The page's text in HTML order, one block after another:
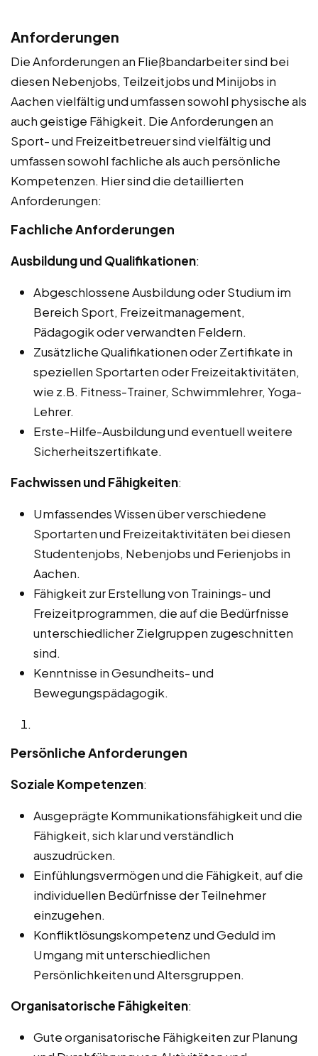
Anforderungen
Die Anforderungen an Fließbandarbeiter sind bei
diesen Nebenjobs, Teilzeitjobs und Minijobs in
Aachen vielfältig und umfassen sowohl physische als
auch geistige Fähigkeit. Die Anforderungen an
Sport- und Freizeitbetreuer sind vielfältig und
umfassen sowohl fachliche als auch persönliche
Kompetenzen. Hier sind die detaillierten
Anforderungen:
Fachliche Anforderungen
Ausbildung und Qualifikationen:
Abgeschlossene Ausbildung oder Studium im
Bereich Sport, Freizeitmanagement,
Pädagogik oder verwandten Feldern.
Zusätzliche Qualifikationen oder Zertifikate in
speziellen Sportarten oder Freizeitaktivitäten,
wie z.B. Fitness-Trainer, Schwimmlehrer, Yoga-
Lehrer.
Erste-Hilfe-Ausbildung und eventuell weitere
Sicherheitszertifikate.
Fachwissen und Fähigkeiten:
Umfassendes Wissen über verschiedene
Sportarten und Freizeitaktivitäten bei diesen
Studentenjobs, Nebenjobs und Ferienjobs in
Aachen.
Fähigkeit zur Erstellung von Trainings- und
Freizeitprogrammen, die auf die Bedürfnisse
unterschiedlicher Zielgruppen zugeschnitten
sind.
Kenntnisse in Gesundheits- und
Bewegungspädagogik.
Persönliche Anforderungen
Soziale Kompetenzen:
Ausgeprägte Kommunikationsfähigkeit und die
Fähigkeit, sich klar und verständlich
auszudrücken.
Einfühlungsvermögen und die Fähigkeit, auf die
individuellen Bedürfnisse der Teilnehmer
einzugehen.
Konfliktlösungskompetenz und Geduld im
Umgang mit unterschiedlichen
Persönlichkeiten und Altersgruppen.
Organisatorische Fähigkeiten:
Gute organisatorische Fähigkeiten zur Planung